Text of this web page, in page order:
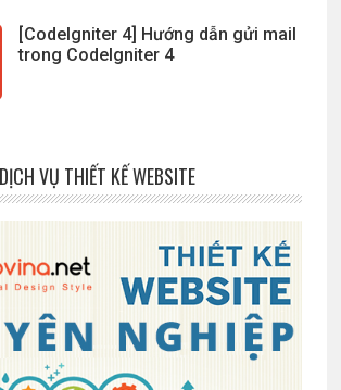
[CodeIgniter 4] Hướng dẫn gửi mail
trong CodeIgniter 4
DỊCH VỤ THIẾT KẾ WEBSITE